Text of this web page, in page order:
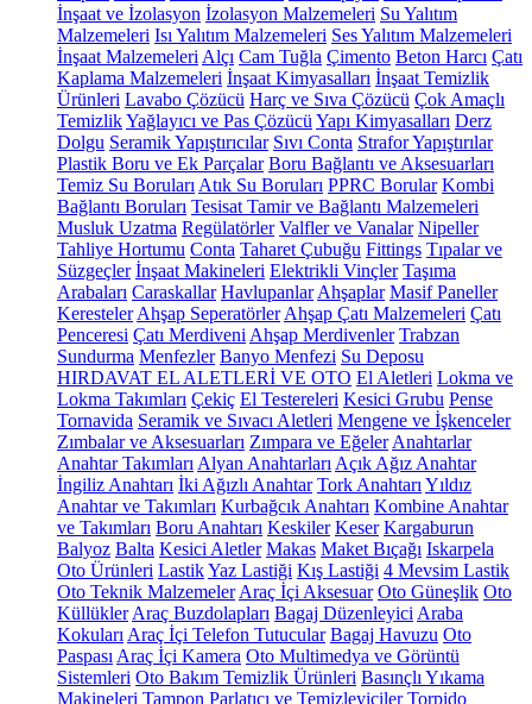
İnşaat ve İzolasyon İzolasyon Malzemeleri Su Yalıtım
Malzemeleri Isı Yalıtım Malzemeleri Ses Yalıtım Malzemeleri
İnşaat Malzemeleri Alçı Cam Tuğla Çimento Beton Harcı Çatı
Kaplama Malzemeleri İnşaat Kimyasalları İnşaat Temizlik
Ürünleri Lavabo Çözücü Harç ve Sıva Çözücü Çok Amaçlı
TemizlikYağlayıcı ve Pas Çözücü Yapı Kimyasalları Derz
Dolgu Seramik Yapıştırıcılar Sıvı Conta Strafor Yapıştırılar
Plastik Boru ve Ek Parçalar Boru Bağlantı ve Aksesuarları
Temiz Su Boruları Atık Su Boruları PPRC Borular Kombi
Bağlantı Boruları Tesisat Tamir ve Bağlantı Malzemeleri
Musluk Uzatma Regülatörler Valfler ve Vanalar Nipeller
Tahliye Hortumu Conta Taharet Çubuğu Fittings Tıpalar ve
Süzgeçler İnşaat Makineleri Elektrikli Vinçler Taşıma
Arabaları Caraskallar Havlupanlar Ahşaplar Masif Paneller
Keresteler Ahşap Seperatörler Ahşap Çatı Malzemeleri Çatı
Penceresi Çatı Merdiveni Ahşap Merdivenler Trabzan
Sundurma Menfezler Banyo Menfezi Su Deposu
HIRDAVAT EL ALETLERİ VE OTO El Aletleri Lokma ve
Lokma Takımları Çekiç El Testereleri Kesici Grubu Pense
Tornavida Seramik ve Sıvacı Aletleri Mengene ve İşkenceler
Zımbalar ve Aksesuarları Zımpara ve Eğeler Anahtarlar
Anahtar Takımları Alyan Anahtarları Açık Ağız Anahtar
İngiliz Anahtarı İki Ağızlı Anahtar Tork Anahtarı Yıldız
Anahtar ve Takımları Kurbağcık Anahtarı Kombine Anahtar
ve Takımları Boru Anahtarı Keskiler Keser Kargaburun
Balyoz Balta Kesici Aletler Makas Maket Bıçağı Iskarpela
Oto Ürünleri LastikYaz Lastiği Kış Lastiği 4 Mevsim Lastik
Oto Teknik Malzemeler Araç İçi Aksesuar Oto Güneşlik Oto
Küllükler Araç Buzdolapları Bagaj Düzenleyici Araba
Kokuları Araç İçi Telefon Tutucular Bagaj Havuzu Oto
Paspası Araç İçi Kamera Oto Multimedya ve Görüntü
Sistemleri Oto Bakım Temizlik Ürünleri Basınçlı Yıkama
Makineleri Tampon Parlatıcı ve Temizleyiciler Torpido